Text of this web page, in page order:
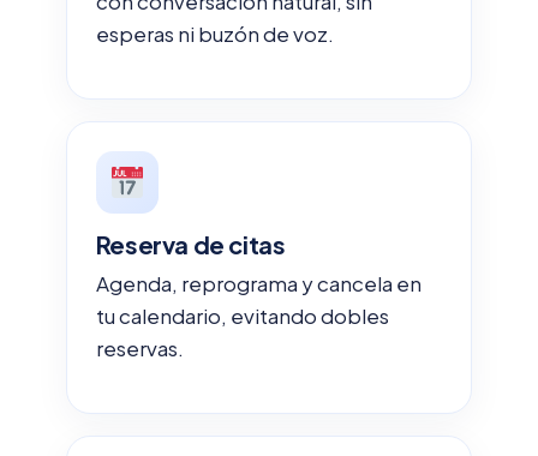
esperas ni buzón de voz.
Reserva de citas
Agenda, reprograma y cancela en
tu calendario, evitando dobles
reservas.